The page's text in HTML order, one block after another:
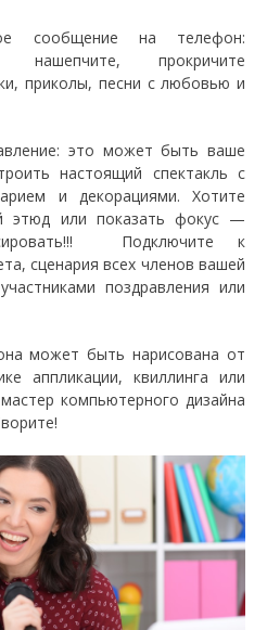
сообщение на телефон:
нашепчите, прокричите
приколы, песни с любовью и
это может быть ваше
настоящий спектакль с
и декорациями. Хотите
этюд или показать фокус —
Подключите к
сценария всех членов вашей
поздравления или
может быть нарисована от
аппликации, квиллинга или
компьютерного дизайна